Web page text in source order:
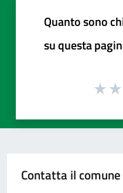
Quanto sono
su questa
Contatta il comune